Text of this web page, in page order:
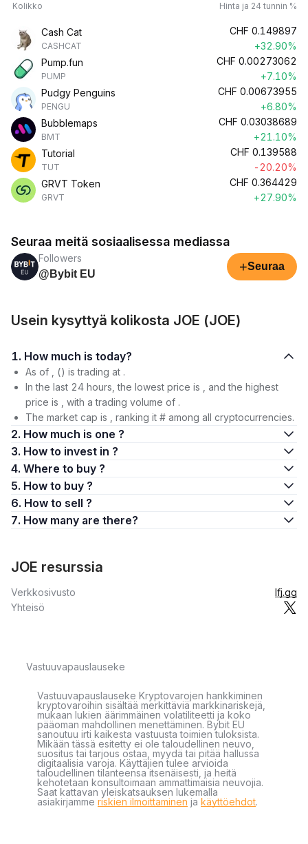
Kolikko Hinta ja 24 tunnin %
Cash Cat
CASHCAT
CHF 0.149897
+32.90%
Pump.fun
PUMP
CHF 0.00273062
+7.10%
Pudgy Penguins
PENGU
CHF 0.00673955
+6.80%
Bubblemaps
BMT
CHF 0.03038689
+21.10%
Tutorial
TUT
CHF 0.139588
-20.20%
GRVT Token
GRVT
CHF 0.364429
+27.90%
Seuraa meitä sosiaalisessa mediassa
Followers
@Bybit EU
+Seuraa
Usein kysyttyä kolikosta JOE (JOE)
1. How much is today?
As of , () is trading at .
In the last 24 hours, the lowest price is , and the highest
price is , with a trading volume of .
The market cap is , ranking it # among all cryptocurrencies.
2. How much is one ?
3. How to invest in ?
4. Where to buy ?
5. How to buy ?
6. How to sell ?
7. How many are there?
JOE resurssia
Verkkosivusto
lfj.gg
Yhteisö
Vastuuvapauslauseke
Vastuuvapauslauseke Kryptovarojen hankkiminen
kryptovaroihin sisältää merkittäviä markkinariskejä,
mukaan lukien äärimmäinen volatiliteetti ja koko
pääoman mahdollinen menettäminen. Bybit EU
sanoutuu irti kaikesta vastuusta toimien tuloksista.
Mikään tässä esitetty ei ole taloudellinen neuvo,
suositus tai tarjous ostaa, myydä tai pitää hallussa
digitaalisia varoja. Käyttäjien tulee arvioida
taloudellinen tilanteensa itsenäisesti, ja heitä
kehotetaan konsultoimaan ammattimaisia neuvojia.
Saat kattavan yleiskatsauksen lukemalla
asiakirjamme riskien ilmoittaminen ja käyttöehdot.